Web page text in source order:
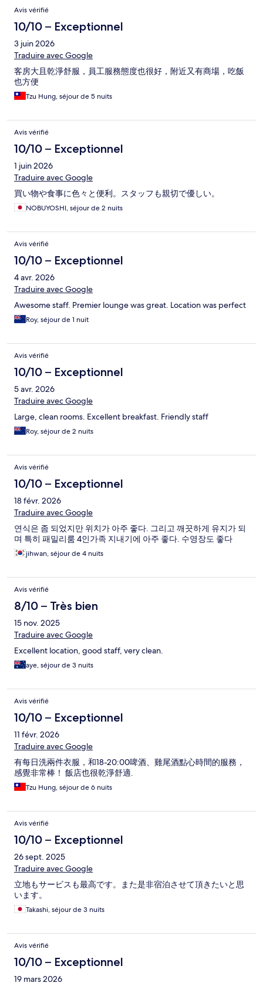
Avis vérifié
10/10 – Exceptionnel
3 juin 2026
Traduire avec Google
客房大且乾淨舒服，員工服務態度也很好，附近又有商場，吃飯
也方便
Tzu Hung, séjour de 5 nuits
Avis vérifié
10/10 – Exceptionnel
1 juin 2026
Traduire avec Google
買い物や食事に色々と便利。スタッフも親切で優しい。
NOBUYOSHI, séjour de 2 nuits
Avis vérifié
10/10 – Exceptionnel
4 avr. 2026
Traduire avec Google
Awesome staff. Premier lounge was great. Location was perfect
Roy, séjour de 1 nuit
Avis vérifié
10/10 – Exceptionnel
5 avr. 2026
Traduire avec Google
Large, clean rooms. Excellent breakfast. Friendly staff
Roy, séjour de 2 nuits
Avis vérifié
10/10 – Exceptionnel
18 févr. 2026
Traduire avec Google
연식은 좀 되었지만 위치가 아주 좋다. 그리고 깨끗하게 유지가 되
며 특히 패밀리룸 4인가족 지내기에 아주 좋다. 수영장도 좋다
jihwan, séjour de 4 nuits
Avis vérifié
8/10 – Très bien
15 nov. 2025
Traduire avec Google
Excellent location, good staff, very clean.
aye, séjour de 3 nuits
Avis vérifié
10/10 – Exceptionnel
11 févr. 2026
Traduire avec Google
有每日洗兩件衣服，和18-20:00啤酒、雞尾酒點心時間的服務，
感覺非常棒！ 飯店也很乾淨舒適.
Tzu Hung, séjour de 6 nuits
Avis vérifié
10/10 – Exceptionnel
26 sept. 2025
Traduire avec Google
立地もサービスも最高です。また是非宿泊させて頂きたいと思
います。
Takashi, séjour de 3 nuits
Avis vérifié
10/10 – Exceptionnel
19 mars 2026